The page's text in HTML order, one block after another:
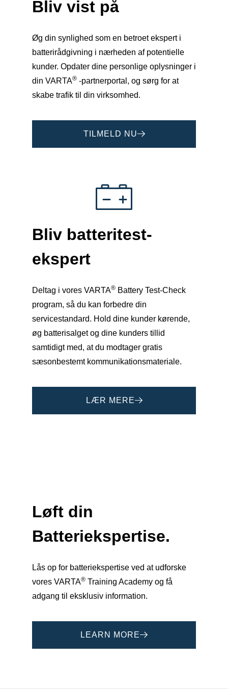
Bliv vist på
Øg din synlighed som en betroet ekspert i
batterirådgivning i nærheden af potentielle
kunder. Opdater dine personlige oplysninger i
din VARTA® -partnerportal, og sørg for at
skabe trafik til din virksomhed.
TILMELD NU
Bliv batteritest-
ekspert
Deltag i vores VARTA® Battery Test-Check
program, så du kan forbedre din
servicestandard. Hold dine kunder kørende,
øg batterisalget og dine kunders tillid
samtidigt med, at du modtager gratis
sæsonbestemt kommunikationsmateriale.
LÆR MERE
Løft din
Batteriekspertise.
Lås op for batteriekspertise ved at udforske
vores VARTA® Training Academy og få
adgang til eksklusiv information.
LEARN MORE